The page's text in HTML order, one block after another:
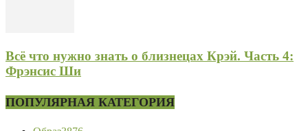
Всё что нужно знать о близнецах Крэй. Часть 4:
Фрэнсис Ши
ПОПУЛЯРНАЯ КАТЕГОРИЯ